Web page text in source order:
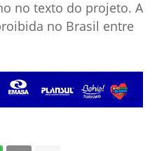
no texto do projeto. A
no Brasil entre